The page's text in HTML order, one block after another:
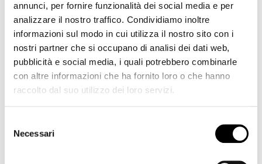
annunci, per fornire funzionalità dei social media e per
analizzare il nostro traffico. Condividiamo inoltre
informazioni sul modo in cui utilizza il nostro sito con i
nostri partner che si occupano di analisi dei dati web,
pubblicità e social media, i quali potrebbero combinarle
con altre informazioni che ha fornito loro o che hanno
raccolto dal suo utilizzo dei loro servizi.
delNecessari
B5 (UniBZ)
D1
NOIBZ -D1 -Piano diEmergenza
Evacuazione